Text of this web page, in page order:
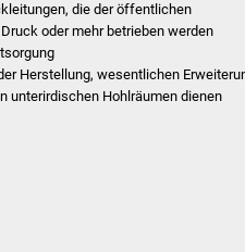
die der öffentlichen
oder mehr betrieben werden
Herstellung, wesentlichen
unterirdischen Hohlräumen dienen